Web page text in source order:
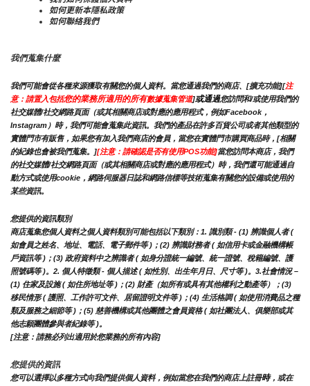
如何更新本隱私政策
如何聯絡我們
我們蒐集什麼
我們可能會從各種來源獲取有關您的個人資料。當您通過我們的商店、[擴充功能][注
意：請置入包括您的業務所適用的所有數據蒐集管道]或通過您訪問和/或使用我們的
社交媒體/社交網路頁面（或其相關商店或對應的應用程式，例如Facebook，
Instagram）時，我們可能會蒐集此資訊。我們的產品在許多百貨公司或者其他類型的
實體門市有販售，如果您有加入我們商店的會員，當您在實體門市購買商品時，[相關
的紀錄也會被我們蒐集。][注意：請確認是否有使用POS功能]當您訪問本商店，我們
的社交媒體/社交網路頁面（或其相關商店或對應的應用程式）時，我們還可能通過自
動方式或使用cookie，網路伺服器日誌和網路信標等技術蒐集有關您的設備或使用的
某些資訊。
您提供的資訊類別
商店蒐集您個人資料之個人資料類別可能包括以下類別：1. 識別類 - (1) 辨識個人者 (
如會員之姓名、地址、電話、電子郵件等 )；(2) 辨識財務者 ( 如信用卡或金融機構帳
戶資訊等 )；(3) 政府資料中之辨識者 ( 如身分證統一編號、統一證號、稅籍編號、護
照號碼等 )。2. 個人特徵類 - 個人描述 ( 如性別、出生年月日、尺寸等 )。3.社會情況 –
(1) 住家及設施 ( 如住所地址等 )；(2) 財產（如所有或具有其他權利之動產等）；(3)
移民情形 ( 護照、工作許可文件、居留證明文件等 )；(4) 生活格調 ( 如使用消費品之種
類及服務之細節等 )；(5) 慈善機構或其他團體之會員資格 ( 如社團法人、俱樂部或其
他志願團體參與者紀錄等 )。
[注意：請務必列出適用於您業務的所有內容]
您提供的資訊
您可以選擇以多種方式向我們提供個人資料，例如當您在我們的商店上註冊時，或在